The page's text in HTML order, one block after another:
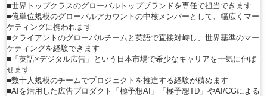
■世界トップクラスのグローバルトップブランドを専任で担当できます
■億単位規模のグローバルアカウントの中核メンバーとして、幅広くマー
ケティングに携われます
■クライアントのグローバルチームと英語で直接対峙し、世界基準のマー
ケティングを経験できます
■「英語×デジタル広告」という日本市場で希少なキャリアを一気に伸ば
せます
■数十人規模のチームでプロジェクトを推進する経験が積めます
■AIを活用した広告プロダクト「極予想AI」「極予想TD」やAI/CGによる